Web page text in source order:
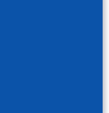
Einrichtungen